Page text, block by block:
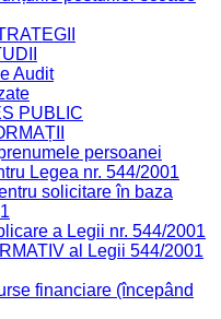
Audit
PUBLIC
persoanei
Legea nr. 544/2001
solicitare în baza
a Legii nr. 544/2001
al Legii 544/2001
financiare (începând